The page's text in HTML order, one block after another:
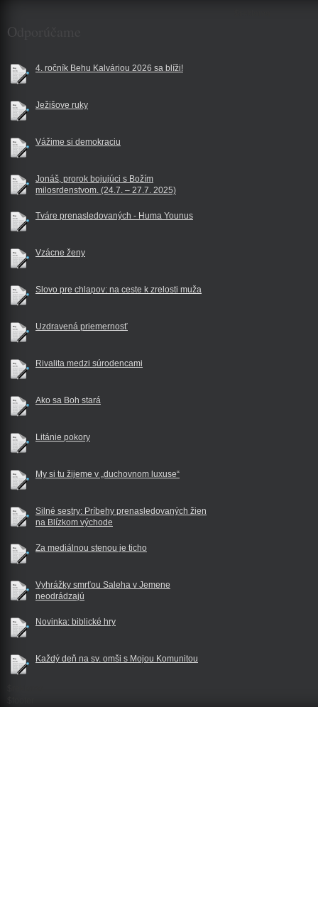
Odporúčame
4. ročník Behu Kalváriou 2026 sa blíži!
Ježišove ruky
Vážime si demokraciu
Jonáš, prorok bojujúci s Božím
milosrdenstvom. (24.7. – 27.7. 2025)
Tváre prenasledovaných - Huma Younus
Vzácne ženy
Slovo pre chlapov: na ceste k zrelosti muža
Uzdravená priemernosť
Rivalita medzi súrodencami
Ako sa Boh stará
Litánie pokory
My si tu žijeme v „duchovnom luxuse“
Silné sestry: Príbehy prenasledovaných žien
na Blízkom východe
Za mediálnou stenou je ticho
Vyhrážky smrťou Saleha v Jemene
neodrádzajú
Novinka: biblické hry
Každý deň na sv. omši s Mojou Komunitou